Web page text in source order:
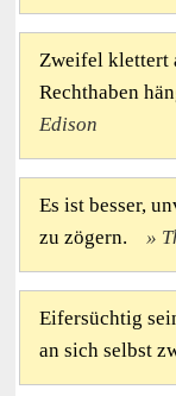
Zweifel klettert
Rechthaben
Edison
Es ist besser,
zu zögern.
Eifersüchtig
an sich selbst